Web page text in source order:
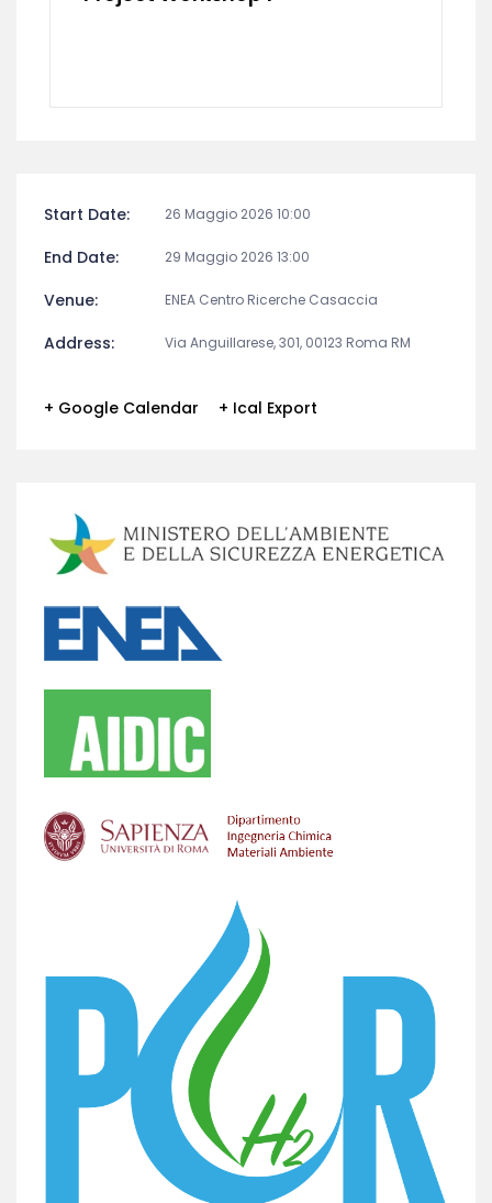
Start Date: 26 Maggio 2026 10:00
End Date: 29 Maggio 2026 13:00
Venue: ENEA Centro Ricerche Casaccia
Address: Via Anguillarese, 301, 00123 Roma RM
+ Google Calendar + Ical Export